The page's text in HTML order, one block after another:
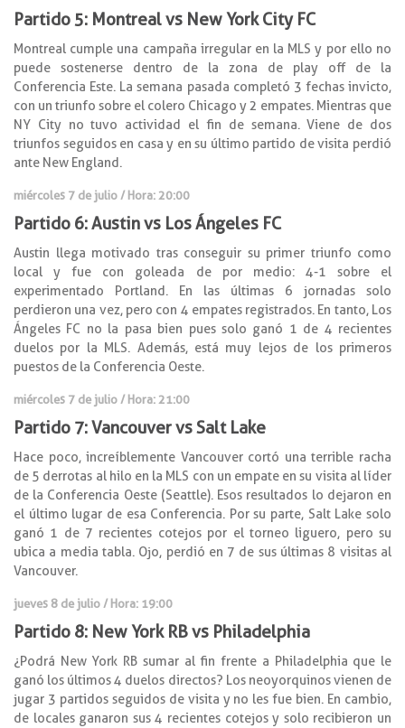
Partido 5: Montreal vs New York City FC
Montreal cumple una campaña irregular en la MLS y por ello no
puede sostenerse dentro de la zona de play off de la
Conferencia Este. La semana pasada completó 3 fechas invicto,
con un triunfo sobre el colero Chicago y 2 empates. Mientras que
NY City no tuvo actividad el fin de semana. Viene de dos
triunfos seguidos en casa y en su último partido de visita perdió
ante New England.
miércoles 7 de julio / Hora: 20:00
Partido 6: Austin vs Los Ángeles FC
Austin llega motivado tras conseguir su primer triunfo como
local y fue con goleada de por medio: 4-1 sobre el
experimentado Portland. En las últimas 6 jornadas solo
perdieron una vez, pero con 4 empates registrados. En tanto, Los
Ángeles FC no la pasa bien pues solo ganó 1 de 4 recientes
duelos por la MLS. Además, está muy lejos de los primeros
puestos de la Conferencia Oeste.
miércoles 7 de julio / Hora: 21:00
Partido 7: Vancouver vs Salt Lake
Hace poco, increíblemente Vancouver cortó una terrible racha
de 5 derrotas al hilo en la MLS con un empate en su visita al líder
de la Conferencia Oeste (Seattle). Esos resultados lo dejaron en
el último lugar de esa Conferencia. Por su parte, Salt Lake solo
ganó 1 de 7 recientes cotejos por el torneo liguero, pero su
ubica a media tabla. Ojo, perdió en 7 de sus últimas 8 visitas al
Vancouver.
jueves 8 de julio / Hora: 19:00
Partido 8: New York RB vs Philadelphia
¿Podrá New York RB sumar al fin frente a Philadelphia que le
ganó los últimos 4 duelos directos? Los neoyorquinos vienen de
jugar 3 partidos seguidos de visita y no les fue bien. En cambio,
de locales ganaron sus 4 recientes cotejos y solo recibieron un